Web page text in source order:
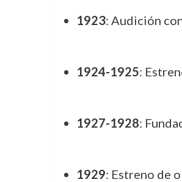
1923: Audición
1924-1925:
1927-1928:
1929: Estreno de